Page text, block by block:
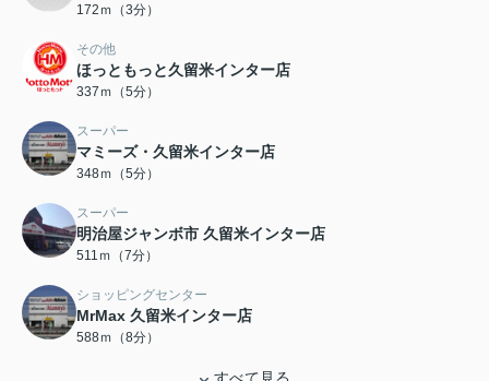
172ｍ（3分）
その他
ほっともっと久留米インター店
337ｍ（5分）
スーパー
マミーズ・久留米インター店
348ｍ（5分）
スーパー
明治屋ジャンボ市 久留米インター店
511ｍ（7分）
ショッピングセンター
MrMax 久留米インター店
588ｍ（8分）